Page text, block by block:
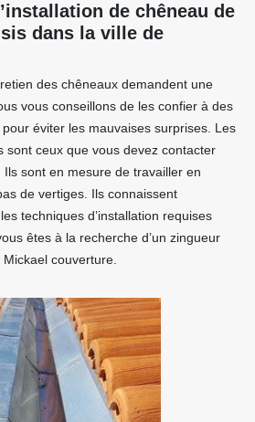
de chêneau de
dans la ville de
des chêneaux demandent une
vous conseillons de les confier à des
éviter les mauvaises surprises. Les
sont ceux que vous devez contacter
sont en mesure de travailler en
de vertiges. Ils connaissent
techniques d’installation requises
êtes à la recherche d’un zingueur
couverture.